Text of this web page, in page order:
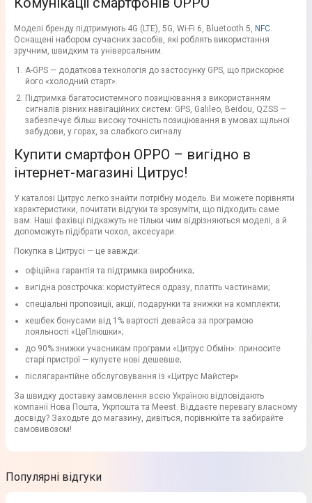
Моделі бренду підтримують 4G (LTE), 5G, Wi-Fi 6, Bluetooth 5, NFC.
Оснащені набором сучасних засобів, які роблять використання
зручним, швидким та універсальним.
A-GPS — додаткова технологія до застосунку GPS, що прискорює
його «холодний старт».
Підтримка багатосистемного позиціювання з використанням
сигналів різних навігаційних систем: GPS, Galileo, Beidou, QZSS —
забезпечує більш високу точність позиціювання в умовах щільної
забудови, у горах, за слабкого сигналу.
Купити смартфон OPPO – вигідно в
інтернет-магазині Цитрус!
У каталозі Цитрус легко знайти потрібну модель. Ви можете порівняти
характеристики, почитати відгуки та зрозуміти, що підходить саме
вам. Наші фахівці підкажуть не тільки чим відрізняються моделі, а й
допоможуть підібрати чохол, аксесуари.
Покупка в Цитрусі — це завжди:
офіційна гарантія та підтримка виробника;
вигідна розстрочка: користуйтеся одразу, платіть частинами;
спеціальні пропозиції, акції, подарунки та знижки на комплекти;
кешбек бонусами від 1% вартості девайса за програмою
лояльності «ЦеПлюшки»;
до 90% знижки учасникам програми «Цитрус Обмін»: приносите
старі пристрої — купуєте нові дешевше;
післягарантійне обслуговування із «Цитрус Майстер».
За швидку доставку замовлення всєю Україною відповідають
компанії Нова Пошта, Укрпошта та Meest. Віддаєте перевагу власному
досвіду? Заходьте до магазину, дивіться, порівнюйте та забирайте
самовивозом!
Популярні відгуки